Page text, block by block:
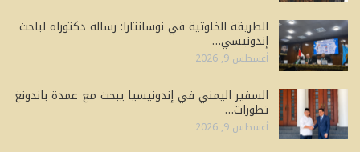
الطريقة الخلوتية في نوسانتارا: رسالة دكتوراه لباحث
إندونيسي…
أغسطس 9, 2026
السفير اليمني في إندونيسيا يبحث مع عمدة باندونغ
تطورات…
أغسطس 9, 2026